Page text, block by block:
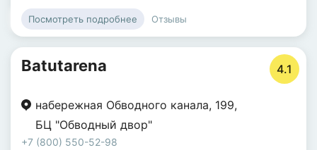
Посмотреть подробнее Отзывы
Batutarena 4.1
набережная Обводного канала, 199,
БЦ "Обводный двор"
+7 (800) 550-52-98